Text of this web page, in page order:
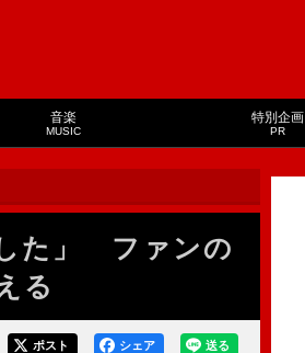
音楽
MUSIC
特別企画
PR
た」 ファンの
る
送る
シェア
ポスト